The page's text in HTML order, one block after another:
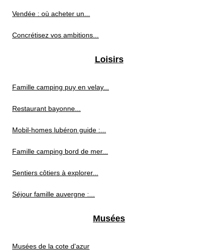
Vendée : où acheter un...
Concrétisez vos ambitions...
Loisirs
Famille camping puy en velay...
Restaurant bayonne...
Mobil-homes lubéron guide :...
Famille camping bord de mer...
Sentiers côtiers à explorer...
Séjour famille auvergne :...
Musées
Musées de la cote d'azur